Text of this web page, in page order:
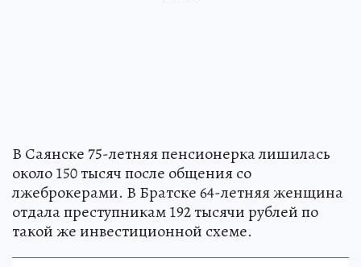
В Саянске 75-летняя пенсионерка лишилась
около 150 тысяч после общения со
лжеброкерами. В Братске 64-летняя женщина
отдала преступникам 192 тысячи рублей по
такой же инвестиционной схеме.